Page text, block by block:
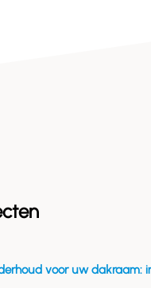
voor uw dakraam: